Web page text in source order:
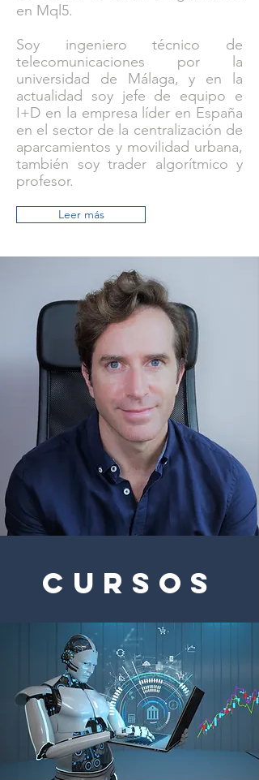
en Mql5.
Soy ingeniero técnico de
telecomunicaciones por la
universidad de Málaga, y en la
actualidad soy jefe de equipo e
I+D en la empresa líder en España
en el sector de la centralización de
aparcamientos y movilidad urbana,
también soy trader algorítmico y
profesor.
Leer más
Cursos